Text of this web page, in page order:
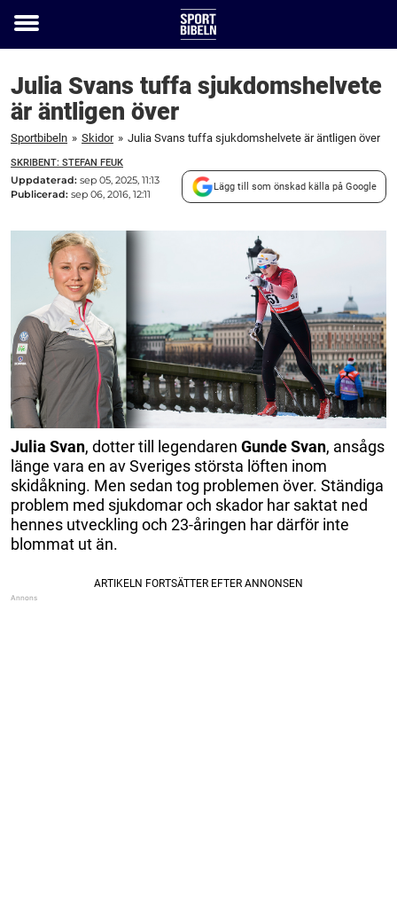
Toggle
Julia Svans tuffa sjukdomshelvete
är äntligen över
Sportbibeln » Skidor » Julia Svans tuffa sjukdomshelvete är äntligen över
SKRIBENT: STEFAN FEUK
Uppdaterad: sep 05, 2025, 11:13
Publicerad: sep 06, 2016, 12:11
Lägg till som önskad källa på Google
Julia Svan, dotter till legendaren Gunde Svan, ansågs
länge vara en av Sveriges största löften inom
skidåkning. Men sedan tog problemen över. Ständiga
problem med sjukdomar och skador har saktat ned
hennes utveckling och 23-åringen har därför inte
blommat ut än.